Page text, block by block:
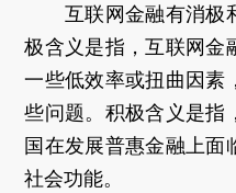
互联网金融有消极
极含义是指，互联网金
一些低效率或扭曲因素
些问题。积极含义是指
国在发展普惠金融上面
社会功能。